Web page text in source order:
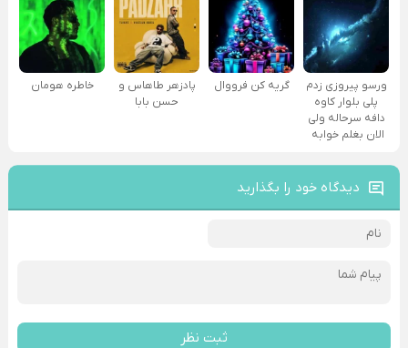
ورسو پیروزی زدم
پلی بلوار کاوه
دافه سرحاله ولی
الان بغلم خوابه ‌
گریه کن فرووال
پادزهر طاهاس و
حسن بابا
خاطره هومان
دیدگاه خود را بگذارید
ثبت نظر